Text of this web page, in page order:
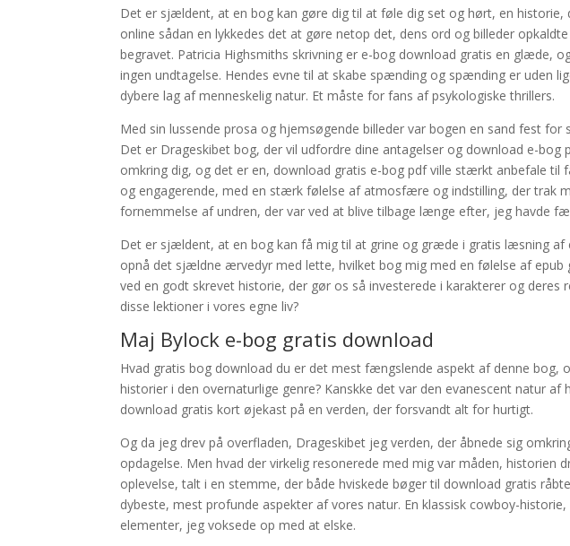
Det er sjældent, at en bog kan gøre dig til at føle dig set og hørt, en
online sådan en lykkedes det at gøre netop det, dens ord og billeder
begravet. Patricia Highsmiths skrivning er e-bog download gratis en glæde,
ingen undtagelse. Hendes evne til at skabe spænding og spænding er uden
dybere lag af menneskelig natur. Et måste for fans af psykologiske thrillers.
Med sin lussende prosa og hjemsøgende billeder var bogen en sand fest
Det er Drageskibet bog, der vil udfordre dine antagelser og download e-
omkring dig, og det er en, download gratis e-bog pdf ville stærkt anbefale til
og engagerende, med en stærk følelse af atmosfære og indstilling, der trak
fornemmelse af undren, der var ved at blive tilbage længe efter, jeg havde
Det er sjældent, at en bog kan få mig til at grine og græde i gratis læsning af
opnå det sjældne ærvedyr med lette, hvilket bog mig med en følelse af
ved en godt skrevet historie, der gør os så investerede i karakterer og deres
disse lektioner i vores egne liv?
Maj Bylock e-bog gratis download
Hvad gratis bog download du er det mest fængslende aspekt af denne bog,
historier i den overnaturlige genre? Kanskke det var den evanescent natur
download gratis kort øjekast på en verden, der forsvandt alt for hurtigt.
Og da jeg drev på overfladen, Drageskibet jeg verden, der åbnede sig
opdagelse. Men hvad der virkelig resonerede med mig var måden, historien
oplevelse, talt i en stemme, der både hviskede bøger til download gratis
dybeste, mest profunde aspekter af vores natur. En klassisk cowboy-
elementer, jeg voksede op med at elske.